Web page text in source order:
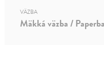
VÄZBA
Mäkká väzba /